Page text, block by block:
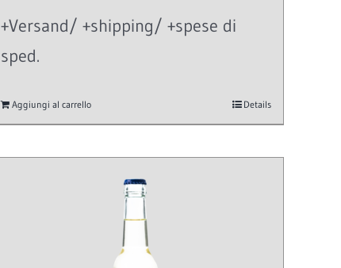
+Versand/ +shipping/ +spese di
sped.
Aggiungi al carrello Details